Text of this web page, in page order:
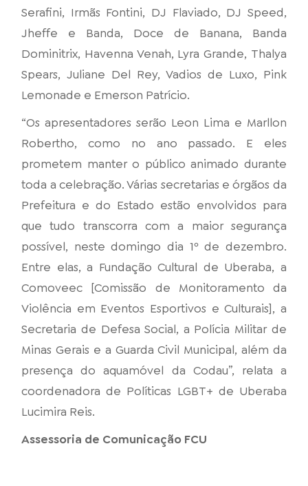
Serafini, Irmãs Fontini, DJ Flaviado, DJ Speed,
Jheffe e Banda, Doce de Banana, Banda
Dominitrix, Havenna Venah, Lyra Grande, Thalya
Spears, Juliane Del Rey, Vadios de Luxo, Pink
Lemonade e Emerson Patrício.
“Os apresentadores serão Leon Lima e Marllon
Robertho, como no ano passado. E eles
prometem manter o público animado durante
toda a celebração. Várias secretarias e órgãos da
Prefeitura e do Estado estão envolvidos para
que tudo transcorra com a maior segurança
possível, neste domingo dia 1º de dezembro.
Entre elas, a Fundação Cultural de Uberaba, a
Comoveec [Comissão de Monitoramento da
Violência em Eventos Esportivos e Culturais], a
Secretaria de Defesa Social, a Polícia Militar de
Minas Gerais e a Guarda Civil Municipal, além da
presença do aquamóvel da Codau”, relata a
coordenadora de Políticas LGBT+ de Uberaba
Lucimira Reis.
Assessoria de Comunicação FCU